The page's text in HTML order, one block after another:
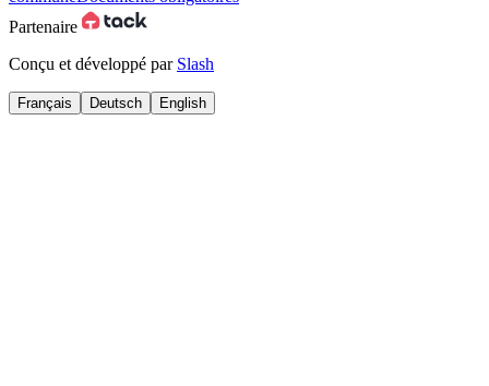
Partenaire
Conçu et développé par Slash
Français Deutsch English